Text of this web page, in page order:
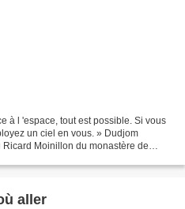
à l 'espace, tout est possible. Si vous
un ciel en vous. » Dudjom
Moinillon du monastère de
aller